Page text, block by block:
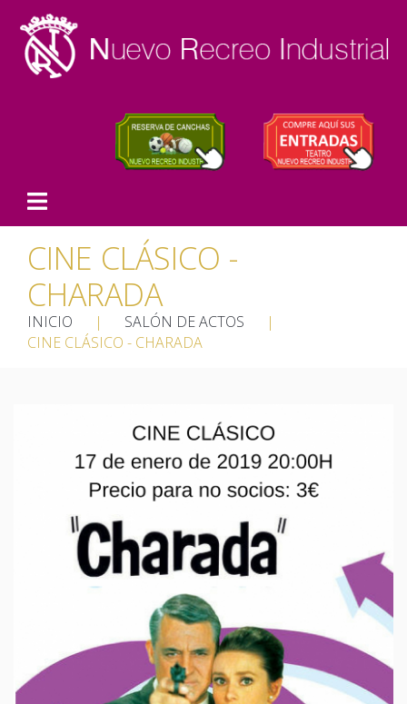
CINE CLÁSICO -
CHARADA
INICIO | SALÓN DE ACTOS
|
CINE CLÁSICO - CHARADA